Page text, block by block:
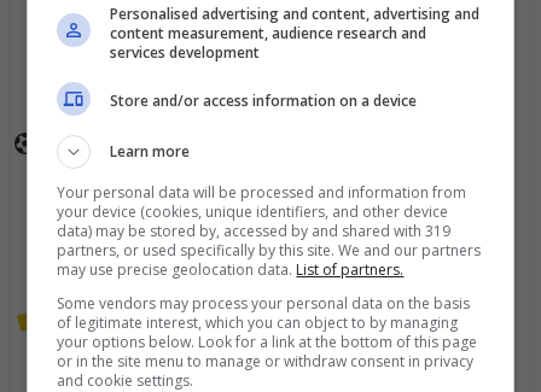
calciando di destro!
PARATO! - Iulian Cristea
del Universitatea Cluj va
dagli undici metri ma
Laurentiu Popescu
respinge!
120'
Viene mostrato il giallo a
Oucasse Mendy.
Personalised advertising and content, advertising and
content measurement, audience research and
services development
Store and/or access information on a device
Learn more
Your personal data will be processed and information from
your device (cookies, unique identifiers, and other device
data) may be stored by, accessed by and shared with 319
partners, or used specifically by this site. We and our partners
may use precise geolocation data. List of partners.
Some vendors may process your personal data on the basis
of legitimate interest, which you can object to by managing
your options below. Look for a link at the bottom of this page
or in the site menu to manage or withdraw consent in privacy
and cookie settings.